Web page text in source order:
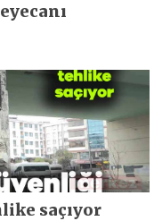
saçıyor